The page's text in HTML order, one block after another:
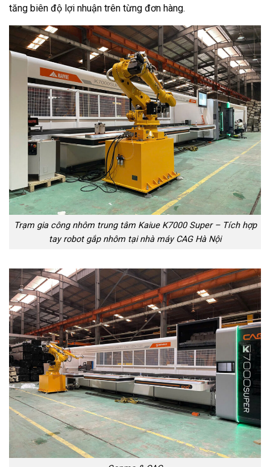
tăng biên độ lợi nhuận trên từng đơn hàng.
Trạm gia công nhôm trung tâm Kaiue K7000 Super – Tích hợp
tay robot gắp nhôm tại nhà máy CAG Hà Nội